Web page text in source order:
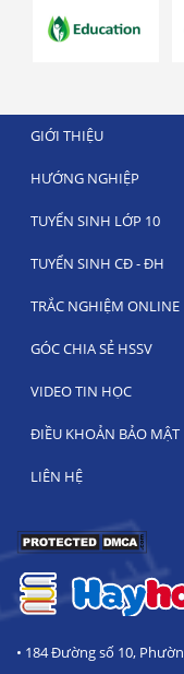
GIỚI THIỆU
HƯỚNG NGHIỆP
TUYỂN SINH LỚP 10
TUYỂN SINH CĐ - ĐH
TRẮC NGHIỆM ONLINE
GÓC CHIA SẺ HSSV
VIDEO TIN HỌC
ĐIỀU KHOẢN BẢO MẬT
LIÊN HỆ
• 184 Đường số 10,